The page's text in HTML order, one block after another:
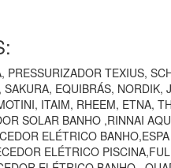
PRESSURIZADOR TEXIUS,
EQUIBRÁS,
ITAIM, RHEEM, ETNA,
SOLAR BANHO ,RINNAI
ELÉTRICO
ELÉTRICO